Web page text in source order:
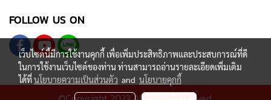
FOLLOW US ON
เว็บไซต์นี้มีการใช้งานคุกกี้ เพื่อเพิ่มประสิทธิภาพและประสบการณ์ที่ดี
ในการใช้งานเว็บไซต์ของท่าน ท่านสามารถอ่านรายละเอียดเพิ่มเติม
ได้ที่นโยบายความเป็นส่วนตัว and นโยบายคุกกี้